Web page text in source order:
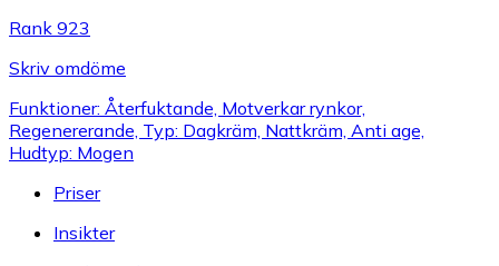
Rank 923
Skriv omdöme
Funktioner: Återfuktande, Motverkar rynkor,
Regenererande, Typ: Dagkräm, Nattkräm, Anti age,
Hudtyp: Mogen
Priser
Insikter